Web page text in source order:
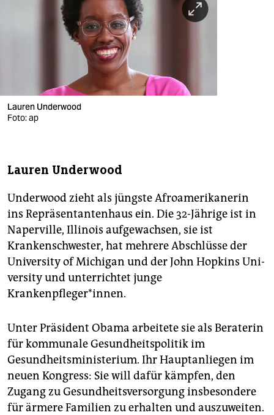
Lauren Underwood
Foto: ap
Lauren Underwood
Underwood zieht als jüngste Afroamerikanerin
ins Repräsentantenhaus ein. Die 32-Jährige ist in
Naperville, Illinois aufgewachsen, sie ist
Krankenschwester, hat mehrere Abschlüsse der
University of Michigan und der John Hopkins Uni­
versity und unterrichtet junge
Krankenpfleger*innen.
Unter Präsident Obama arbeitete sie als Beraterin
für kommunale Gesundheitspolitik im
Gesundheitsministerium. Ihr Hauptanliegen im
neuen Kongress: Sie will dafür kämpfen, den
Zugang zu Gesundheitsversorgung insbesondere
für ärmere Familien zu erhalten und auszuweiten.